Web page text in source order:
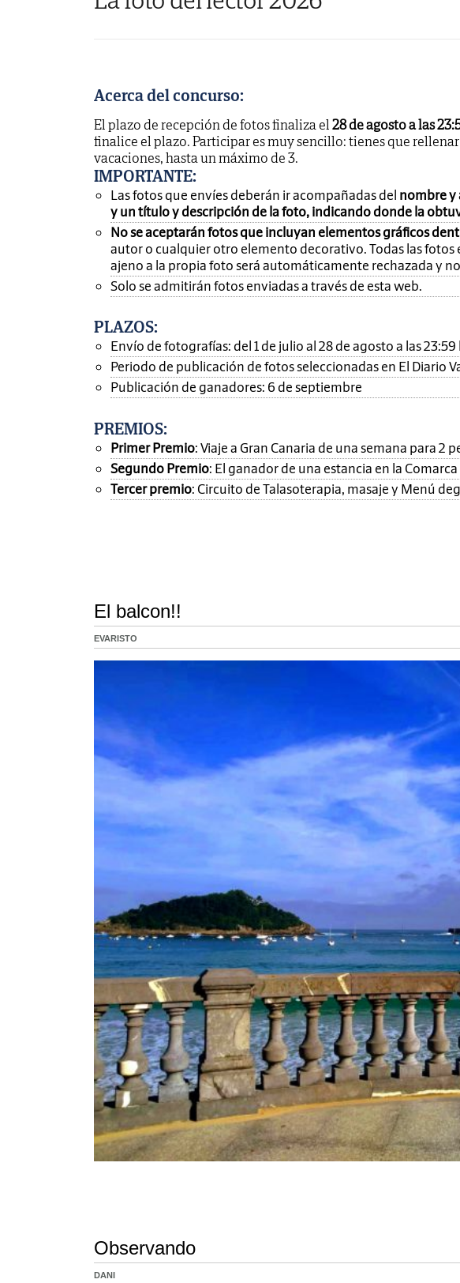
Acerca del concurso:
El plazo de recepción de fotos finaliza el28 de agosto a las
finalice el plazo. Participar es muy sencillo: tienes que
vacaciones, hasta un máximo de 3.
IMPORTANTE:
Las fotos que envíes deberán ir acompañadas del nombre y
y un título y descripción de la foto, indicando donde la
No se aceptarán fotos que incluyan elementos gráficos
autor o cualquier otro elemento decorativo. Todas las
ajeno a la propia foto será automáticamente rechazada y
Solo se admitirán fotos enviadas a través de esta web.
PLAZOS:
Envío de fotografías: del 1 de julio al 28 de agosto a las 23:59
Periodo de publicación de fotos seleccionadas en El Diario
Publicación de ganadores: 6 de septiembre
PREMIOS:
Primer Premio: Viaje a Gran Canaria de una semana para 2
Segundo Premio: El ganador de una estancia en la
Tercer premio: Circuito de Talasoterapia, masaje y Menú
El balcon!!
EVARISTO
Observando
DANI